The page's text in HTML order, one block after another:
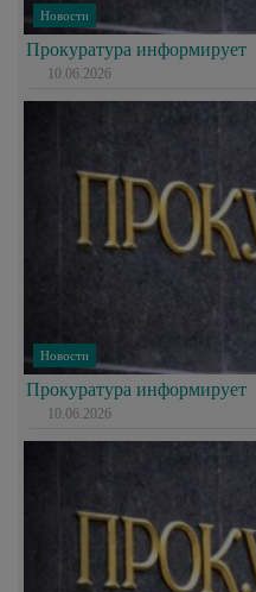
Новости
Прокуратура информирует
10.06.2026
Новости
Прокуратура информирует
10.06.2026